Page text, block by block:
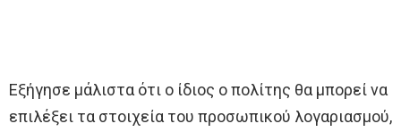
Εξήγησε μάλιστα ότι ο ίδιος ο πολίτης θα μπορεί να
επιλέξει τα στοιχεία του προσωπικού λογαριασμού,